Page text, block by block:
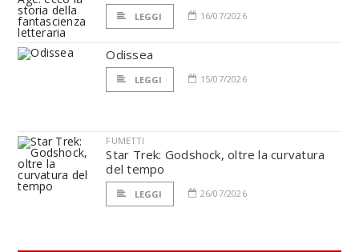
LEGGI 16/07/2026
Odissea
LEGGI 15/07/2026
FUMETTI
Star Trek: Godshock, oltre la curvatura
del tempo
LEGGI 26/07/2026